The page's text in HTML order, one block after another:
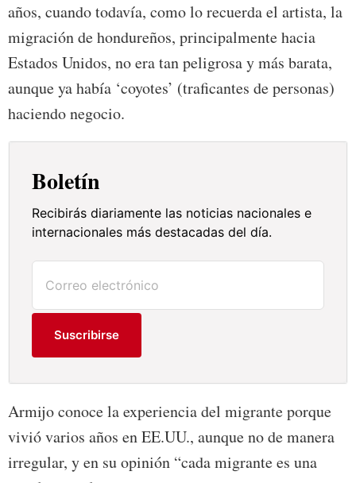
años, cuando todavía, como lo recuerda el artista, la
migración de hondureños, principalmente hacia
Estados Unidos, no era tan peligrosa y más barata,
aunque ya había ‘coyotes’ (traficantes de personas)
haciendo negocio.
Boletín
Recibirás diariamente las noticias nacionales e
internacionales más destacadas del día.
Suscribirse
Armijo conoce la experiencia del migrante porque
vivió varios años en EE.UU., aunque no de manera
irregular, y en su opinión “cada migrante es una